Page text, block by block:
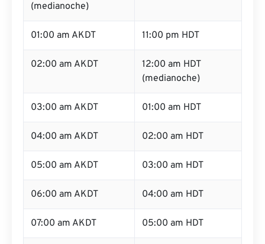
(medianoche)
01:00 am AKDT 11:00 pm HDT
02:00 am AKDT
12:00 am HDT
(medianoche)
03:00 am AKDT 01:00 am HDT
04:00 am AKDT 02:00 am HDT
05:00 am AKDT 03:00 am HDT
06:00 am AKDT 04:00 am HDT
07:00 am AKDT 05:00 am HDT